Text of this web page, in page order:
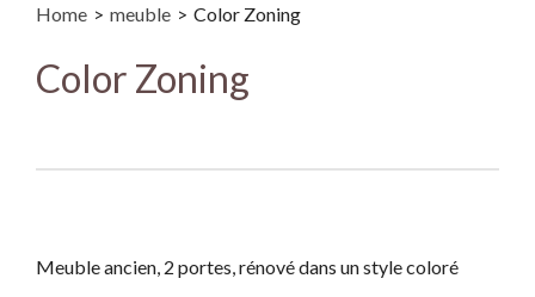
Home > meuble > Color Zoning
Color Zoning
Meuble ancien, 2 portes, rénové dans un style coloré